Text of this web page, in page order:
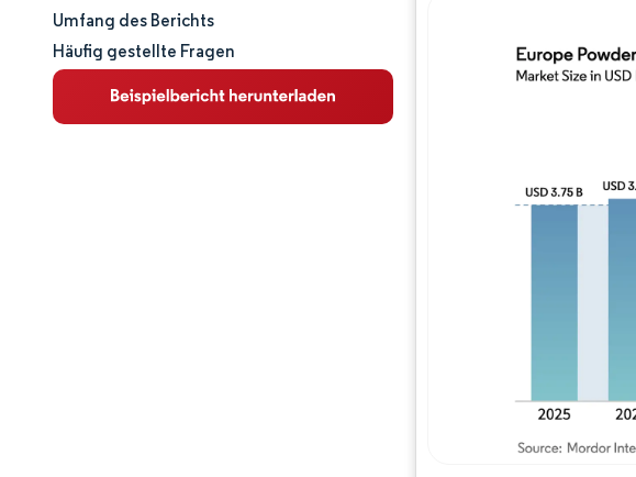
Marktanalyse
Trends und Einblicke
Umfang des Berichts
Häufig gestellte Fragen